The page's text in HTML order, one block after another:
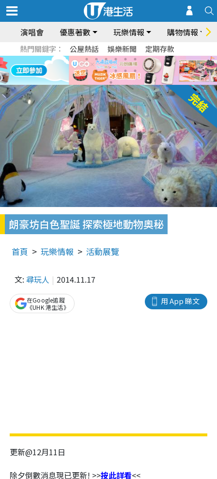
演唱會 優惠著數 玩樂情報 購物情報
熱門關鍵字： 公屋熱話 娛樂新聞 定期存款
朗豪坊白色聖誕 探索極地動物奧秘
首頁 玩樂情報 活動展覽
文: 尋玩人 2014.11.17
用 App 睇文
在Google追蹤
《UHK 港生活》
更新@12月11日
除夕倒數消息現已更新! >>按此詳看<<